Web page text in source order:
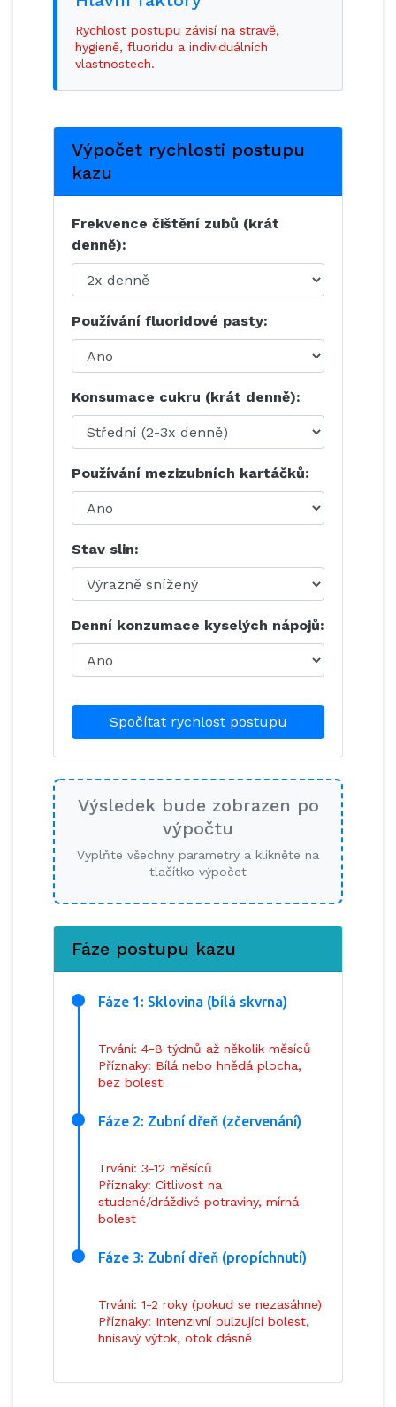
Rychlost postupu závisí na stravě,
hygieně, fluoridu a individuálních
vlastnostech.
Výpočet rychlosti postupu
kazu
Frekvence čištění zubů (krát
denně):
Používání fluoridové pasty:
Konsumace cukru (krát denně):
Používání mezizubních kartáčků:
Stav slin:
Denní konzumace kyselých nápojů:
Spočítat rychlost postupu
Výsledek bude zobrazen po
výpočtu
Vyplňte všechny parametry a klikněte na
tlačítko výpočet
Fáze postupu kazu
Fáze 1: Sklovina (bílá skvrna)
Trvání: 4-8 týdnů až několik měsíců
Příznaky: Bílá nebo hnědá plocha,
bez bolesti
Fáze 2: Zubní dřeň (zčervenání)
Trvání: 3-12 měsíců
Příznaky: Citlivost na
studené/dráždivé potraviny, mírná
bolest
Fáze 3: Zubní dřeň (propíchnutí)
Trvání: 1-2 roky (pokud se nezasáhne)
Příznaky: Intenzivní pulzující bolest,
hnisavý výtok, otok dásně